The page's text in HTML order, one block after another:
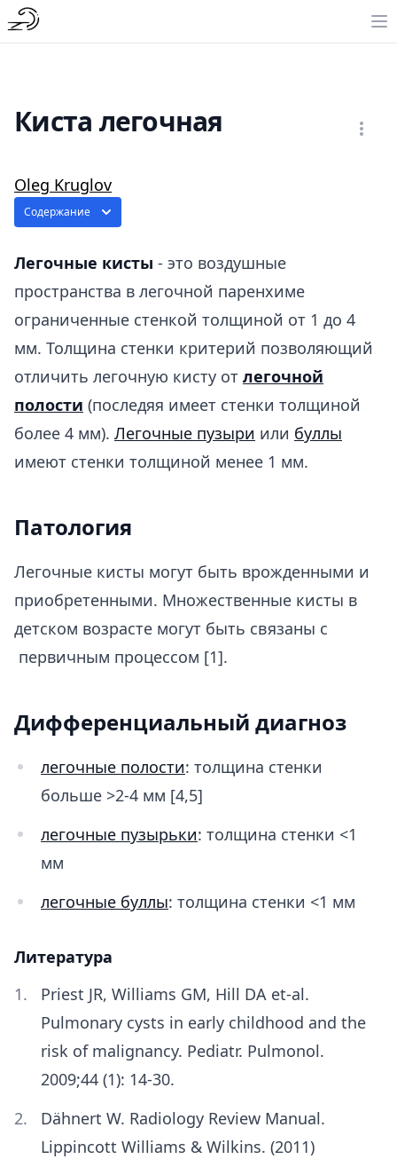
Киста легочная
Oleg Kruglov
Содержание
Легочные кисты - это воздушные
пространства в легочной паренхиме
ограниченные стенкой толщиной от 1 до 4
мм. Толщина стенки критерий позволяющий
отличить легочную кисту от легочной
полости (последяя имеет стенки толщиной
более 4 мм). Легочные пузыри или буллы
имеют стенки толщиной менее 1 мм.
Патология
Легочные кисты могут быть врожденными и
приобретенными. Множественные кисты в
детском возрасте могут быть связаны с
первичным процессом [1].
Дифференциальный диагноз
легочные полости: толщина стенки
больше >2-4 мм [4,5]
легочные пузырьки: толщина стенки <1
мм
легочные буллы: толщина стенки <1 мм
Литература
Priest JR, Williams GM, Hill DA et-al.
Pulmonary cysts in early childhood and the
risk of malignancy. Pediatr. Pulmonol.
2009;44 (1): 14-30.
Dähnert W. Radiology Review Manual.
Lippincott Williams & Wilkins. (2011)